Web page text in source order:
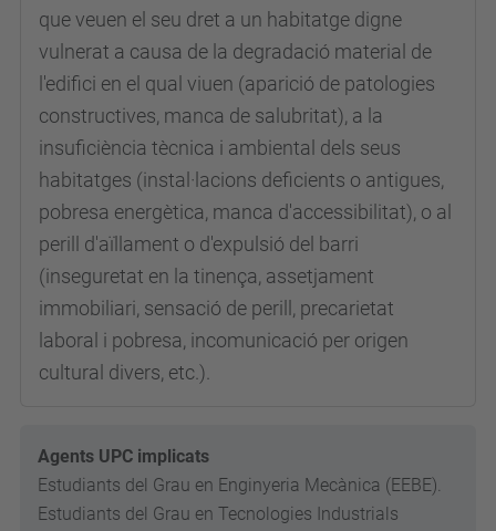
que veuen el seu dret a un habitatge digne
vulnerat a causa de la degradació material de
l'edifici en el qual viuen (aparició de patologies
constructives, manca de salubritat), a la
insuficiència tècnica i ambiental dels seus
habitatges (instal·lacions deficients o antigues,
pobresa energètica, manca d'accessibilitat), o al
perill d'aïllament o d'expulsió del barri
(inseguretat en la tinença, assetjament
immobiliari, sensació de perill, precarietat
laboral i pobresa, incomunicació per origen
cultural divers, etc.).
Agents UPC implicats
Estudiants del Grau en Enginyeria Mecànica (EEBE).
Estudiants del Grau en Tecnologies Industrials